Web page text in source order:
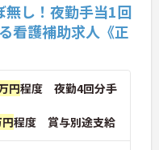
無し！夜勤手当1回
看護補助求人《正
円程度 夜勤4回分手
程度 賞与別途支給